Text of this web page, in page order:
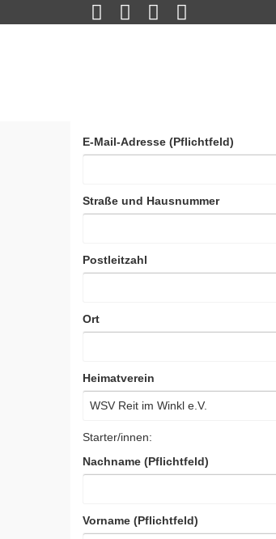
E-Mail-Adresse (Pflichtfeld)
Straße und Hausnummer
Postleitzahl
Ort
Heimatverein
Starter/innen:
Nachname (Pflichtfeld)
Vorname (Pflichtfeld)